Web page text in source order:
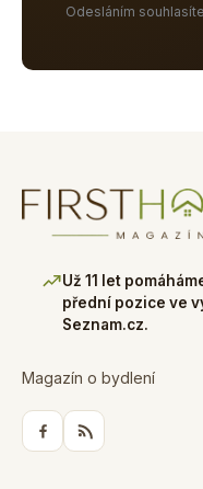
Odesláním
Už 11 let
přední pozice ve
Seznam.cz.
Magazín o bydlení